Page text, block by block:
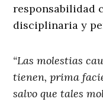
responsabilidad
disciplinaria y
“Las molestias
tienen, prima
salvo que tales